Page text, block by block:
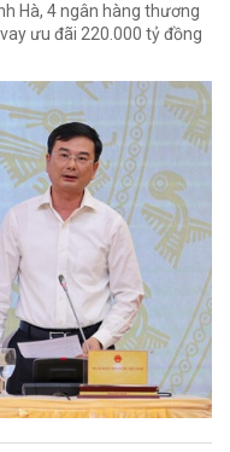
Hà, 4 ngân hàng thương
ưu đãi 220.000 tỷ đồng